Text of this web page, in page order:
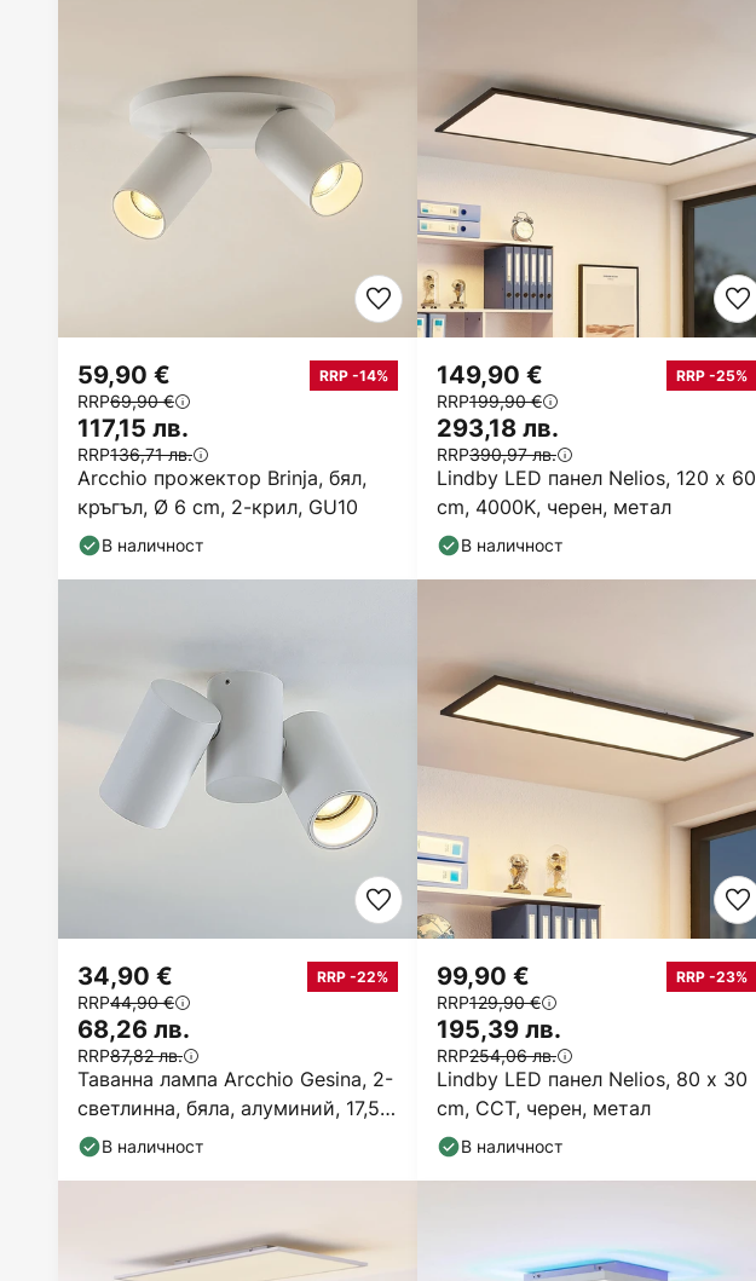
Arcchio прожектор Brinja, бял,
кръгъл, Ø 6 cm, 2-крил, GU10
59,90 € RRP -14%
RRP69,90 €
117,15 лв.
RRP136,71 лв.
В наличност
Lindby LED панел Nelios, 120 x 60
cm, 4000K, черен, метал
149,90 € RRP -25%
RRP199,90 €
293,18 лв.
RRP390,97 лв.
В наличност
Таванна лампа Arcchio Gesina, 2-
светлинна, бяла, алуминий, 17,5
cm
34,90 € RRP -22%
RRP44,90 €
68,26 лв.
RRP87,82 лв.
В наличност
Lindby LED панел Nelios, 80 x 30
cm, CCT, черен, метал
99,90 € RRP -23%
RRP129,90 €
195,39 лв.
RRP254,06 лв.
В наличност